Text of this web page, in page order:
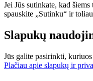
Jei Jūs sutinkate, kad
spauskite „Sutinku“ ir
Slapukų
Jūs galite pasirinkti,
Plačiau apie slapukų ir